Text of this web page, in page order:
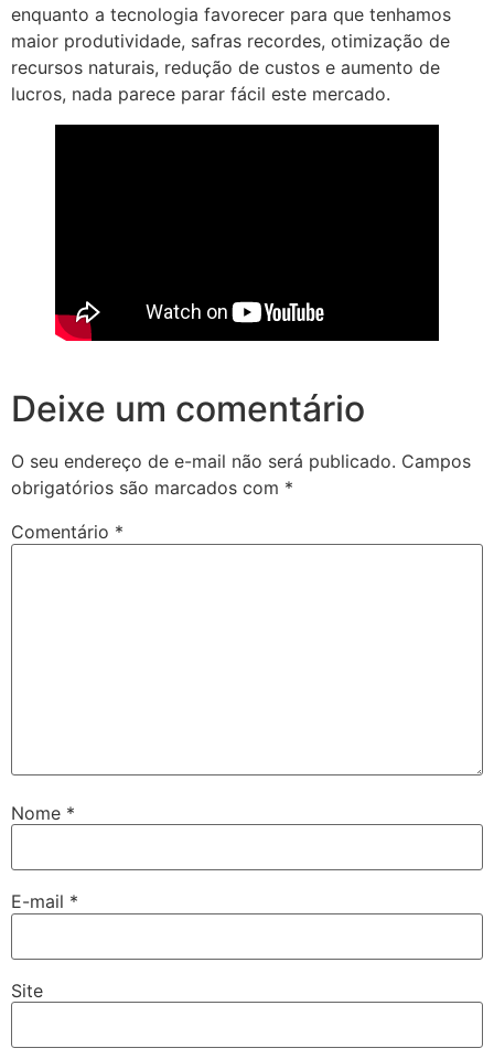
enquanto a tecnologia favorecer para que tenhamos
maior produtividade, safras recordes, otimização de
recursos naturais, redução de custos e aumento de
lucros, nada parece parar fácil este mercado.
Deixe um comentário
O seu endereço de e-mail não será publicado. Campos
obrigatórios são marcados com *
Comentário *
Nome *
E-mail *
Site